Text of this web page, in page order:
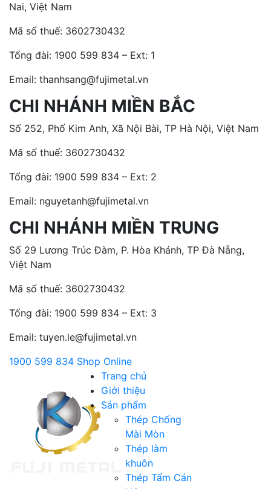
Nai, Việt Nam
Mã số thuế: 3602730432
Tổng đài: 1900 599 834 – Ext: 1
Email: thanhsang@fujimetal.vn
CHI NHÁNH MIỀN BẮC
Số 252, Phố Kim Anh, Xã Nội Bài, TP Hà Nội, Việt Nam
Mã số thuế: 3602730432
Tổng đài: 1900 599 834 – Ext: 2
Email: nguyetanh@fujimetal.vn
CHI NHÁNH MIỀN TRUNG
Số 29 Lương Trúc Đàm, P. Hòa Khánh, TP Đà Nẵng,
Việt Nam
Mã số thuế: 3602730432
Tổng đài: 1900 599 834 – Ext: 3
Email: tuyen.le@fujimetal.vn
1900 599 834 Shop Online
Trang chủ
Giới thiệu
Sản phẩm
Thép Chống
Mài Mòn
Thép làm
khuôn
Thép Tấm Cán